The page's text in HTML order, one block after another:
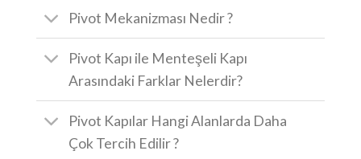
Pivot Mekanizması Nedir ?
Pivot Kapı ile Menteşeli Kapı
Arasındaki Farklar Nelerdir?
Pivot Kapılar Hangi Alanlarda Daha
Çok Tercih Edilir ?